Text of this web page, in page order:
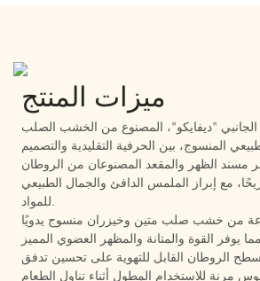
ميزات المنتج
"ديفايكو"، المصنوع من الخشب الصلب
المنسوج، بين الحرفية التقليدية والتصميم
مسند الظهر والمقعد المصنوعان من الروطان
مع إبراز الملمس الدافئ والجمال الطبيعي
للمواد.
من خشب صلب متين وخيزران منسوج يدويًا
الروطان القابل للتهوية على تحسين تدفق